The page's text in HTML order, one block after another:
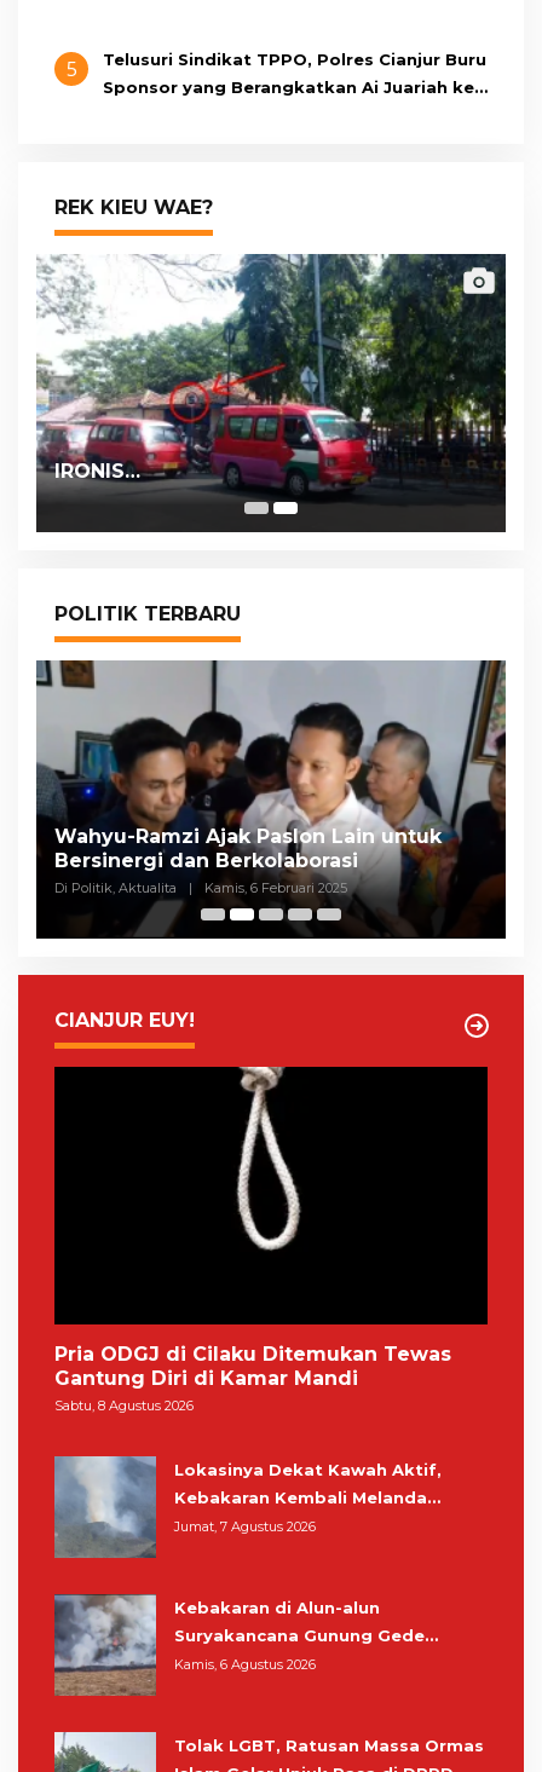
5
Telusuri Sindikat TPPO, Polres Cianjur Buru
Sponsor yang Berangkatkan Ai Juariah ke
REK KIEU WAE?
IRONIS…
POLITIK TERBARU
Selisih Suara Tipis, MK Tolak Gugatan
Herman-Ibang, KPU Segera Tetapkan
Wahyu-Ramzi
Di Politik, Aktualita | Rabu, 5 Februari 2025
CIANJUR EUY!
Pria ODGJ di Cilaku Ditemukan Tewas
Gantung Diri di Kamar Mandi
Sabtu, 8 Agustus 2026
Lokasinya Dekat Kawah Aktif,
Kebakaran Kembali Melanda
Kawasan Gunung Gede Pangrango
Jumat, 7 Agustus 2026
Kebakaran di Alun-alun
Suryakancana Gunung Gede
Pangrango, Relawan dan Warga
Kamis, 6 Agustus 2026
Tolak LGBT, Ratusan Massa Ormas